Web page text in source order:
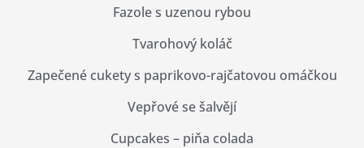
Fazole s uzenou rybou
Tvarohový koláč
Zapečené cukety s paprikovo-rajčatovou omáčkou
Vepřové se šalvějí
Cupcakes – piňa colada